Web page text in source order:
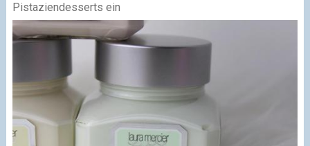
Pistaziendesserts ein